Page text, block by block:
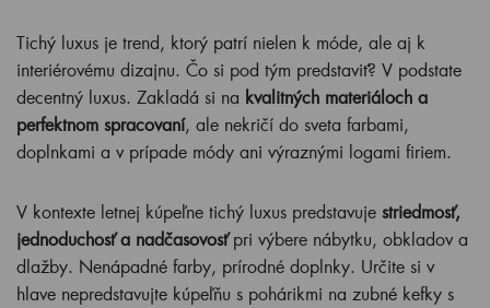
Tichý luxus je trend, ktorý patrí nielen k móde, ale aj k
interiérovému dizajnu. Čo si pod tým predstaviť? V podstate
decentný luxus. Zakladá si na kvalitných materiáloch a
perfektnom spracovaní, ale nekričí do sveta farbami,
doplnkami a v prípade módy ani výraznými logami firiem.
V kontexte letnej kúpeľne tichý luxus predstavuje striedmosť,
jednoduchosť a nadčasovosťpri výbere nábytku, obkladov a
dlažby. Nenápadné farby, prírodné doplnky. Určite si v
hlave nepredstavujte kúpeľňu s pohárikmi na zubné kefky s